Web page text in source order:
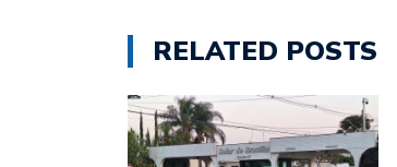
RELATED POSTS